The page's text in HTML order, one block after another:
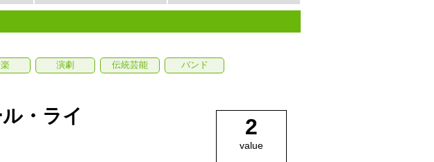
演劇 伝統芸能
バンド
・ライ
2
value